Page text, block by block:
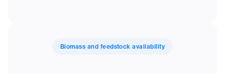
Biomass and feedstock availability